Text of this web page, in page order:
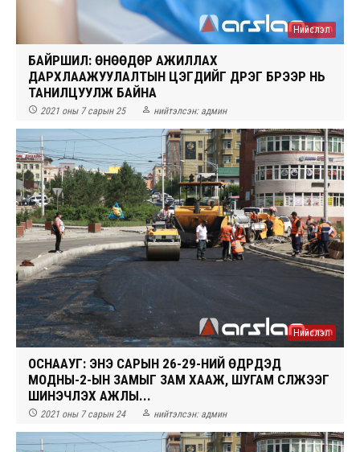
Нийслэл
БАЙРШИЛ: ӨНӨӨДӨР АЖИЛЛАХ
ДАРХЛААЖУУЛАЛТЫН ЦЭГҮҮДИЙГ ДҮҮРЭГ БҮРЭЭР НЬ
ТАНИЛЦУУЛЖ БАЙНА
 2021 оны 7 сарын 25  нийтэлсэн: админ
Нийслэл
ОСНААУГ: ЭНЭ САРЫН 26-29-НИЙ ӨДРҮҮДЭД
МОДНЫ-2-ЫН ЗАМЫГ ЗАМ ХААЖ, ШУГАМ СҮЛЖЭЭГ
ШИНЭЧЛЭХ АЖЛЫ...
 2021 оны 7 сарын 24  нийтэлсэн: админ